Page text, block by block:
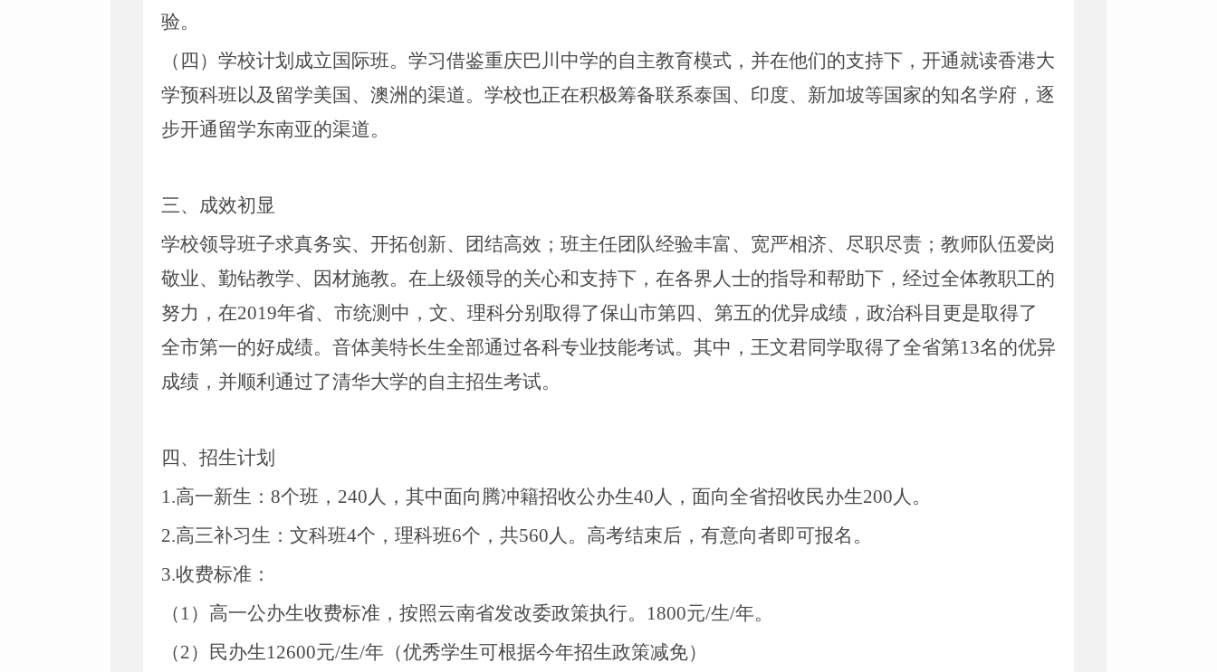
验。
（四）学校计划成立国际班。学习借鉴重庆巴川中学的自主教育模式，并在他们的支持下，开通就读香港大
学预科班以及留学美国、澳洲的渠道。学校也正在积极筹备联系泰国、印度、新加坡等国家的知名学府，逐
步开通留学东南亚的渠道。
三、成效初显
学校领导班子求真务实、开拓创新、团结高效；班主任团队经验丰富、宽严相济、尽职尽责；教师队伍爱岗
敬业、勤钻教学、因材施教。在上级领导的关心和支持下，在各界人士的指导和帮助下，经过全体教职工的
努力，在2019年省、市统测中，文、理科分别取得了保山市第四、第五的优异成绩，政治科目更是取得了
全市第一的好成绩。音体美特长生全部通过各科专业技能考试。其中，王文君同学取得了全省第13名的优异
成绩，并顺利通过了清华大学的自主招生考试。
四、招生计划
1.高一新生：8个班，240人，其中面向腾冲籍招收公办生40人，面向全省招收民办生200人。
2.高三补习生：文科班4个，理科班6个，共560人。高考结束后，有意向者即可报名。
3.收费标准：
（ 1）高一公办生收费标准，按照云南省发改委政策执行。1800元/生/年。
（2）民办生12600元/生/年（优秀学生可根据今年招生政策减免）